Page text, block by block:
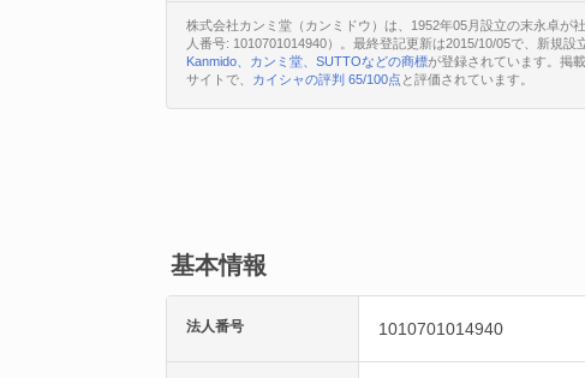
株式会社カンミ堂（カンミドウ）は、1952年05月設立の末永卓が
人番号: 1010701014940）。最終登記更新は2015/10/05で、新規設
Kanmido、カンミ堂、SUTTOなどの商標が登録されています。掲
サイトで、 カイシャの評判 65/100点 と評価されています。
基本情報
法人番号 1010701014940